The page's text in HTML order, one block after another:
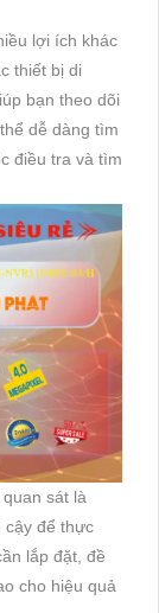
lợi ích khác
thiết bị di
bạn theo dõi
dễ dàng tìm
điều tra và tìm
sát là
cậy để thực
lắp đặt, đề
cho hiệu quả